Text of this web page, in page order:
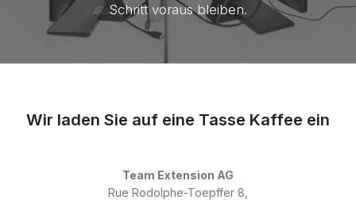
Schritt voraus bleiben.
Wir laden Sie auf eine Tasse Kaffee ein
Team Extension AG
Rue Rodolphe-Toepffer 8,